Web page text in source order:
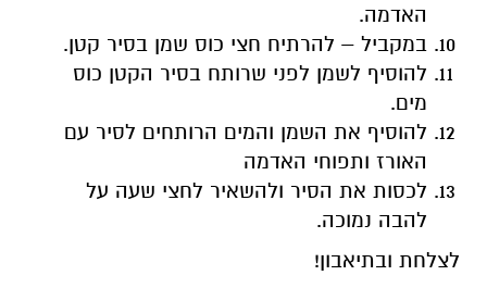
האדמה.
במקביל – להרתיח חצי כוס שמן בסיר קטן.
להוסיף לשמן לפני שרותח בסיר הקטן כוס
מים.
להוסיף את השמן והמים הרותחים לסיר עם
האורז ותפוחי האדמה
לכסות את הסיר ולהשאיר לחצי שעה על
להבה נמוכה.
לצלחת ובתיאבון!